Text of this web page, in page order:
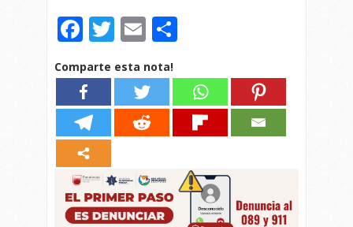
Facebook
Twitter
Email
Comparte esta nota!